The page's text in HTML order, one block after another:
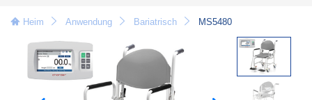
Heim Anwendung Bariatrisch MS5480